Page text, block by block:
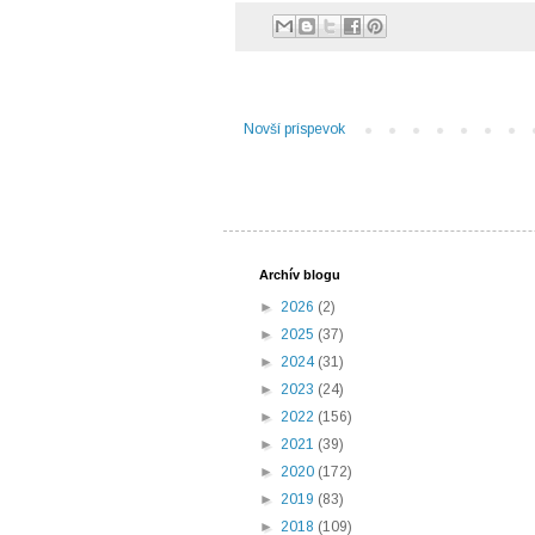
Novší príspevok
Archív blogu
► 2026 (2)
► 2025 (37)
► 2024 (31)
► 2023 (24)
► 2022 (156)
► 2021 (39)
► 2020 (172)
► 2019 (83)
► 2018 (109)